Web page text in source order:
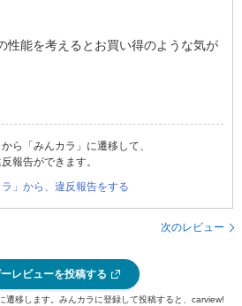
性能を考えるとお買い得のような気が
ら「みんカラ」に遷移して、
報告ができます。
ラ」から、違反報告をする
次のレビュー
レビューを投稿する
移します。みんカラに登録して投稿すると、carview!